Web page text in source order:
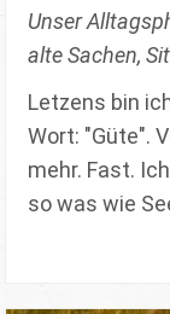
Unser
alte Sachen,
Letzens bin
Wort: "Güte".
mehr. Fast.
so was wie